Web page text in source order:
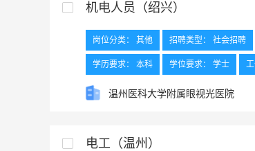
机电人员（绍兴）
岗位分类： 其他 招聘类型： 社会招聘
学历要求： 本科 学位要求： 学士 工
外语要求： 工作地点： 绍兴
温州医科大学附属眼视光医院
电工（温州）